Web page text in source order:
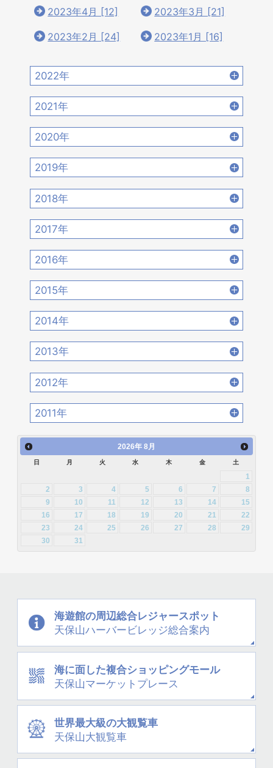
2023年4月 [12] 2023年3月 [21]
2023年2月 [24] 2023年1月 [16]
2022年
2022年12月 [15] 2022年11月 [15]
2022年10月 [16] 2022年9月 [12]
2022年8月 [20] 2022年7月 [19]
2022年6月 [17] 2022年5月 [14]
2022年4月 [15]
2022年2月 [12]
2021年
2021年12月 [18] 2021年11月 [18]
2021年10月 [17] 2021年9月 [14]
2021年6月 [17] 2021年5月 [18]
2021年4月 [16]
2021年2月 [14]
2020年
2020年12月 [21] 2020年11月 [9]
2020年10月 [21] 2020年9月 [16]
2020年8月 [18] 2020年7月 [16]
2020年6月 [21] 2020年5月 [14]
2020年4月 [12]
2020年2月 [18]
2019年
2019年12月 [14] 2019年11月 [17]
2019年10月 [12] 2019年9月 [15]
2019年8月 [18] 2019年7月 [21]
2019年6月 [18] 2019年5月 [20]
2019年4月 [16]
2019年2月 [12]
2018年
2018年12月 [20] 2018年11月 [14]
2018年10月 [20] 2018年9月 [12]
2018年8月 [15] 2018年7月 [14]
2018年6月 [18] 2018年5月 [14]
2018年4月 [21]
2018年2月 [25]
2017年
2017年12月 [28] 2017年11月 [22]
2017年10月 [21] 2017年9月 [24]
2017年8月 [31] 2017年7月 [26]
2017年6月 [25] 2017年5月 [27]
2017年4月 [26]
2017年2月 [23]
2016年
2016年12月 [21] 2016年11月 [28]
2016年10月 [26] 2016年9月 [28]
2016年6月 [27] 2016年5月 [30]
2016年4月 [32]
2016年2月 [25]
2015年
2015年12月 [30] 2015年11月 [19]
2015年10月 [26] 2015年9月 [30]
2015年6月 [29] 2015年5月 [30]
2015年4月 [26]
2015年2月 [22] 2015年1月 [25]
2014年
2014年12月 [28] 2014年11月 [23]
2014年10月 [29] 2014年9月 [26]
2014年8月 [24] 2014年7月 [28]
2014年6月 [28] 2014年5月 [25]
2014年4月 [32]
2013年
2013年12月 [27] 2013年11月 [22]
2013年10月 [28] 2013年9月 [27]
2013年8月 [26] 2013年7月 [26]
2013年6月 [28]
2013年2月 [26] 2013年1月 [31]
2012年
2012年12月 [30] 2012年11月 [12]
2012年10月 [12] 2012年9月 [5]
2012年8月 [12] 2012年7月 [1]
2011年
2011年12月 [1]
2026年 8月
日 月 火 水 木 金 土
1
2
3 4 5 6 7
8
9
10 11 12 13 14
15
16
17 18 19 20 21
22
23
24 25 26 27 28
29
30
31
海遊館の周辺総合レジャースポット
天保山ハーバービレッジ総合案内
海に面した複合ショッピングモール
天保山マーケットプレース
世界最大級の大観覧車
天保山大観覧車